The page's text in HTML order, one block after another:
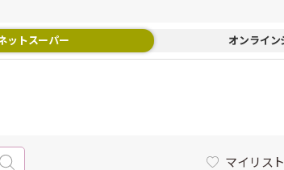
ットスーパー オンライン
マイリスト